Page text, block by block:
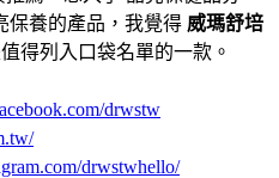
保養的產品，我覺得 威瑪舒培
得列入口袋名單的一款。
drwstw
drwstwhello/